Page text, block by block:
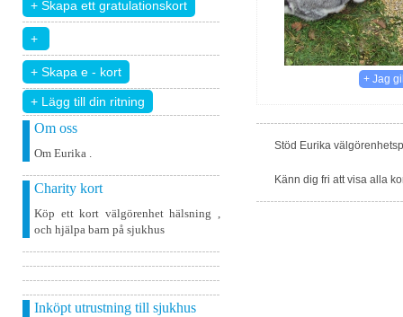
+ Lägg till din ritning
Om oss
Om Eurika .
Charity kort
Köp ett kort välgörenhet hälsning ,
och hjälpa barn på sjukhus
Inköpt utrustning till sjukhus
Stöd Eurika
Känn dig fri att visa alla